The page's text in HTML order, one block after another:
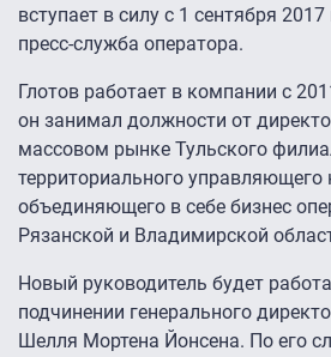
вступает в силу с 1 сентября
пресс-служба оператора.
Глотов работает в компании с
он занимал должности от
массовом рынке Тульского
территориального управляющего
объединяющего в себе бизнес
Рязанской и Владимирской
Новый руководитель будет
подчинении генерального
Шелля Мортена Йонсена. По его